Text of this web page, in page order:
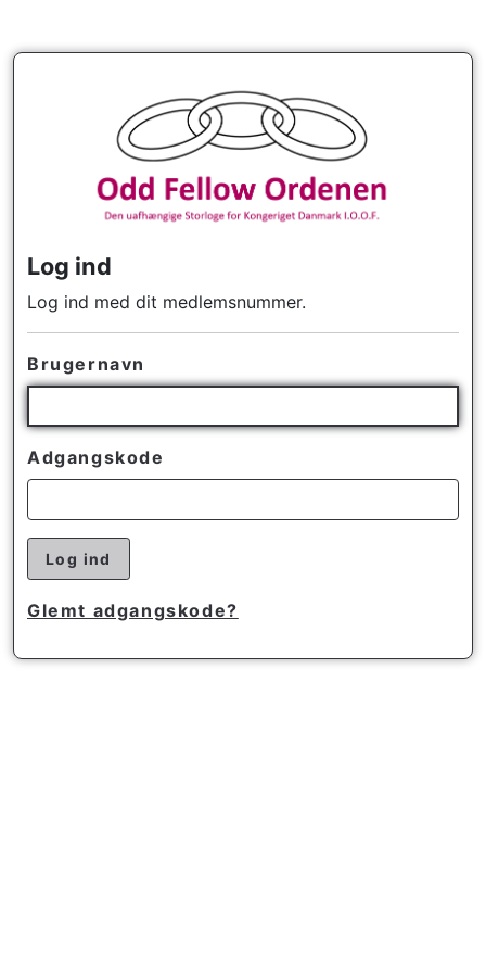
Log ind
Log ind med dit medlemsnummer.
Brugernavn
Adgangskode
Log ind
Glemt adgangskode?